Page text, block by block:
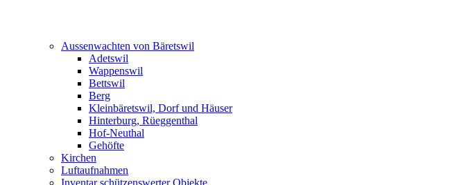
Aussenwachten von Bäretswil
Adetswil
Wappenswil
Bettswil
Berg
Kleinbäretswil, Dorf und Häuser
Hinterburg, Rüeggenthal
Hof-Neuthal
Gehöfte
Kirchen
Luftaufnahmen
Inventar schützenswerter Objekte